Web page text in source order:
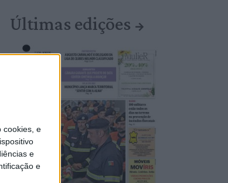
cookies, e
e
e
Últimas edições